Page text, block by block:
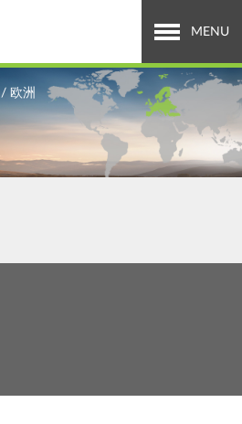
MENU
/ 欧洲